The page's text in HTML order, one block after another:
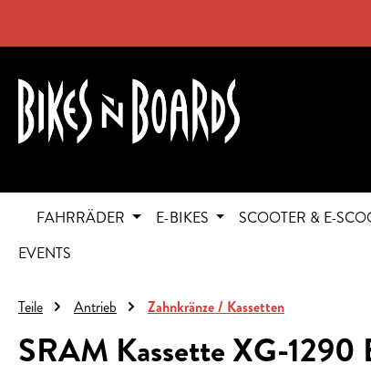
FAHRRÄDER E-BIKES SCOOTER & E-
EVENTS
Teile Antrieb Zahnkränze / Kassetten
SRAM Kassette XG-1290